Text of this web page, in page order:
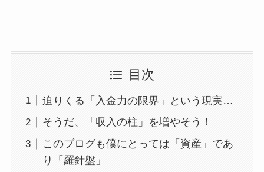
目次
迫りくる「入金力の限界」という現実…
そうだ、「収入の柱」を増やそう！
このブログも僕にとっては「資産」であ
り「羅針盤」